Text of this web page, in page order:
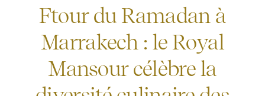
Ftour du Ramadan à
Marrakech : le Royal
Mansour célèbre la